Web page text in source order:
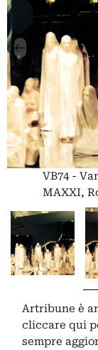
VB74 -
MAXXI,
Artribune è
cliccare qui
sempre